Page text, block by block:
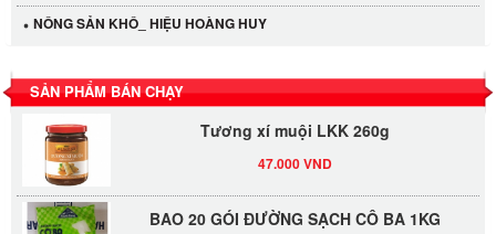
NÔNG SẢN KHÔ_ HIỆU HOÀNG HUY
SẢN PHẨM BÁN CHẠY
LỐC 12 HỦ Tương xí muội LKK 260g
BAO 20 GÓI ĐƯỜNG SẠCH CÔ BA 1KG